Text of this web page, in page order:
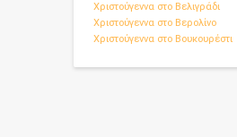
Χριστούγεννα στο Βελιγράδι
Χριστούγεννα στο Βερολίνο
Χριστούγεννα στο Βουκουρέστι